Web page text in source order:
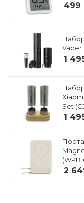
499
Vader
1
Set
1
2